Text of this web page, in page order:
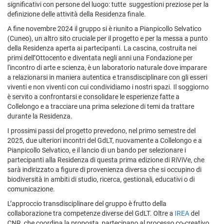
significativi con persone del luogo: tutte suggestioni preziose per la
definizione delle attività della Residenza finale.
A fine novembre 2024 il gruppo si è riunito a Pianpicollo Selvatico
(Cuneo), un altro sito cruciale per il progetto e per la messa a punto
della Residenza aperta ai partecipanti. La cascina, costruita nei
primi dell’Ottocento e diventata negli anni una Fondazione per
l'incontro di arte e scienza, è un laboratorio naturale dove imparare
a relazionarsi in maniera autentica e transdisciplinare con gli esseri
viventi e non viventi con cui condividiamo i nostri spazi. Il soggiorno
è servito a confrontarsi e consolidare le esperienze fatte a
Collelongo e a tracciare una prima selezione di temi da trattare
durante la Residenza.
I prossimi passi del progetto prevedono, nel primo semestre del
2025, due ulteriori incontri del GdLT, nuovamente a Collelongo e a
Pianpicollo Selvatico, e il lancio di un bando per selezionare i
partecipanti alla Residenza di questa prima edizione di RiViVe, che
sarà indirizzato a figure di provenienza diversa che si occupino di
biodiversità in ambiti di studio, ricerca, gestionali, educativi o di
comunicazione.
L’approccio transdisciplinare del gruppo è frutto della
collaborazione tra competenze diverse del GdLT. Oltre a IREAdel